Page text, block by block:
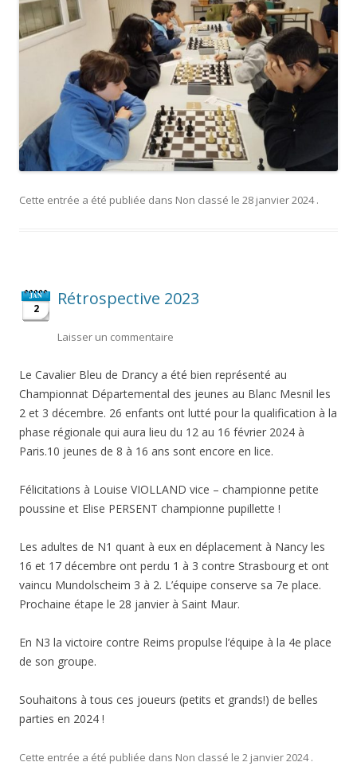
Cette entrée a été publiée dans Non classé le 28 janvier 2024 .
JAN
2 Rétrospective 2023
Laisser un commentaire
Le Cavalier Bleu de Drancy a été bien représenté au
Championnat Départemental des jeunes au Blanc Mesnil les
2 et 3 décembre. 26 enfants ont lutté pour la qualification à la
phase régionale qui aura lieu du 12 au 16 février 2024 à
Paris.10 jeunes de 8 à 16 ans sont encore en lice.
Félicitations à Louise VIOLLAND vice – championne petite
poussine et Elise PERSENT championne pupillette !
Les adultes de N1 quant à eux en déplacement à Nancy les
16 et 17 décembre ont perdu 1 à 3 contre Strasbourg et ont
vaincu Mundolscheim 3 à 2. L’équipe conserve sa 7e place.
Prochaine étape le 28 janvier à Saint Maur.
En N3 la victoire contre Reims propulse l’équipe à la 4e place
de son groupe.
Souhaitons à tous ces joueurs (petits et grands!) de belles
parties en 2024 !
Cette entrée a été publiée dans Non classé le 2 janvier 2024 .